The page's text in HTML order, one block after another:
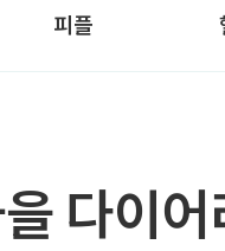
피플
다이어